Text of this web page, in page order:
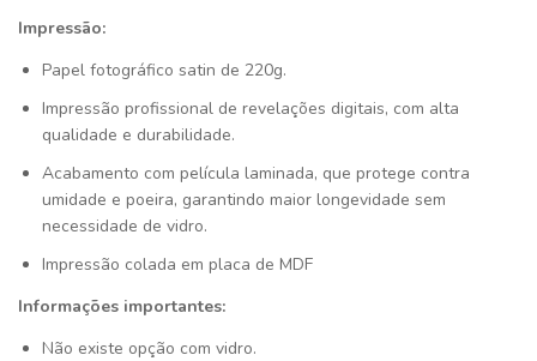
Impressão:
Papel fotográfico satin de 220g.
Impressão profissional de revelações digitais, com alta
qualidade e durabilidade.
Acabamento com película laminada, que protege contra
umidade e poeira, garantindo maior longevidade sem
necessidade de vidro.
Impressão colada em placa de MDF
Informações importantes:
Não existe opção com vidro.